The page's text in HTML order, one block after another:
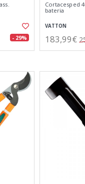
- 29%
Cortacesped
bateria
VATTON
183,99€